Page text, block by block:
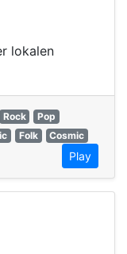
lokalen
Rock
Pop
Folk
Cosmic
Play